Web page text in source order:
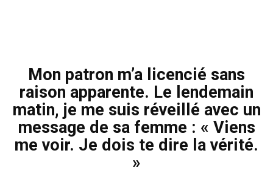
Mon patron m’a licencié sans
raison apparente. Le lendemain
matin, je me suis réveillé avec un
message de sa femme : « Viens
me voir. Je dois te dire la vérité.
»